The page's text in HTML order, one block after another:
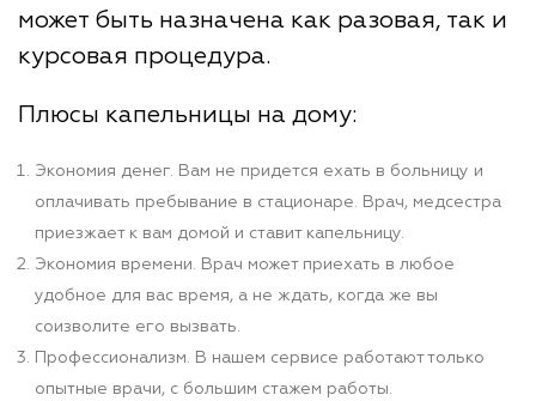
может быть назначена как разовая, так и
курсовая процедура.
Плюсы капельницы на дому:
Экономия денег. Вам не придется ехать в больницу и
оплачивать пребывание в стационаре. Врач, медсестра
приезжает к вам домой и ставит капельницу.
Экономия времени. Врач может приехать в любое
удобное для вас время, а не ждать, когда же вы
соизволите его вызвать.
Профессионализм. В нашем сервисе работают только
опытные врачи, с большим стажем работы.